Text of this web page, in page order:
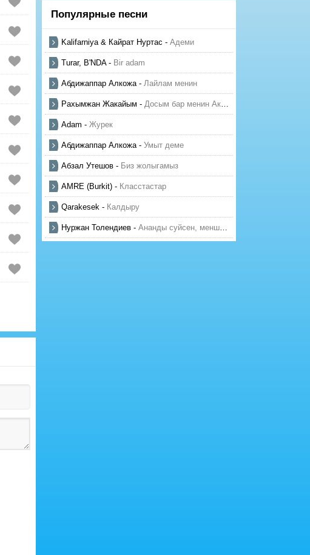
Популярные песни
Kalifarniya & Кайрат Нуртас - Адеми
Turar, B'NDA- Bir adam
Абдижаппар Алкожа- Лайлам менин
Рахымжан Жакайым - Досым бар менин Актауда
Adam - Журек
Абдижаппар Алкожа- Умыт деме
Абзал Утешов - Биз жолыгамыз
AMRE (Burkit) - Класстастар
Qarakesek - Калдыру
Нуржан Толендиев - Ананды суйсен, менше суй